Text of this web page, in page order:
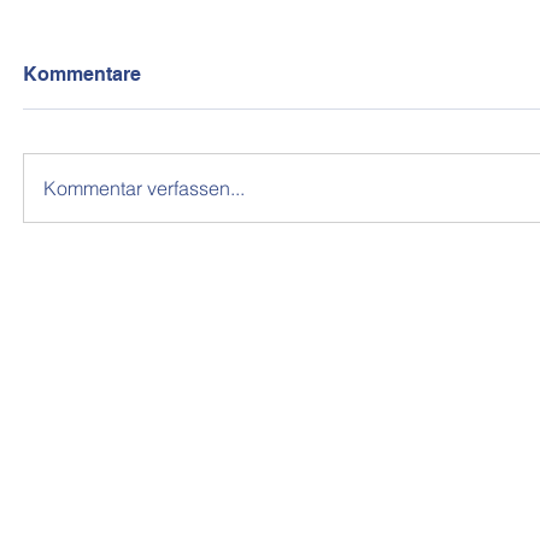
Kommentare
Kommentar verfassen...